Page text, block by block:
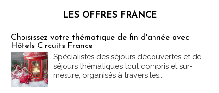
LES OFFRES FRANCE
Choisissez votre thématique de fin d'année avec
Hôtels Circuits France
Spécialistes des séjours découvertes et de
séjours thématiques tout compris et sur-
mesure, organisés à travers les...